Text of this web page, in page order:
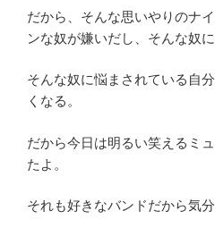
だから、そんな思いやりのナ
ンな奴が嫌いだし、そんな奴
そんな奴に悩まされている自
くなる。
だから今日は明るい笑えるミ
たよ。
それも好きなバンドだから気